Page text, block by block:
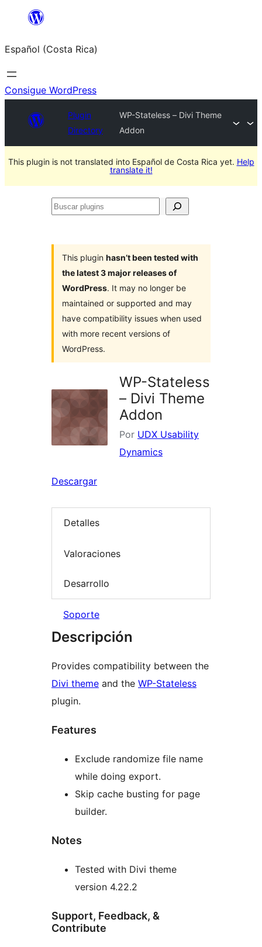
Saltar
contenido
Español (Costa Rica)
Consigue WordPress
Plugin
Directory
WP-Stateless – Divi Theme
Addon
This plugin is not translated into Español de Costa Rica yet. Help
translate it!
Buscar
This plugin hasn’t been tested with
the latest 3 major releases of
WordPress. It may no longer be
maintained or supported and may
have compatibility issues when used
with more recent versions of
WordPress.
WP-Stateless
– Divi Theme
Addon
Por UDX Usability
Dynamics
Descargar
Detalles
Valoraciones
Desarrollo
Soporte
Descripción
Provides compatibility between the
Divi theme and the WP-Stateless
plugin.
Features
Exclude randomize file name
while doing export.
Skip cache busting for page
builder.
Notes
Tested with Divi theme
version 4.22.2
Support, Feedback, &
Contribute